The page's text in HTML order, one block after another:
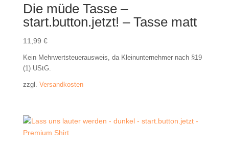
Die müde Tasse –
start.button.jetzt! – Tasse matt
11,99 €
Kein Mehrwertsteuerausweis, da Kleinunternehmer nach §19
(1) UStG.
zzgl. Versandkosten